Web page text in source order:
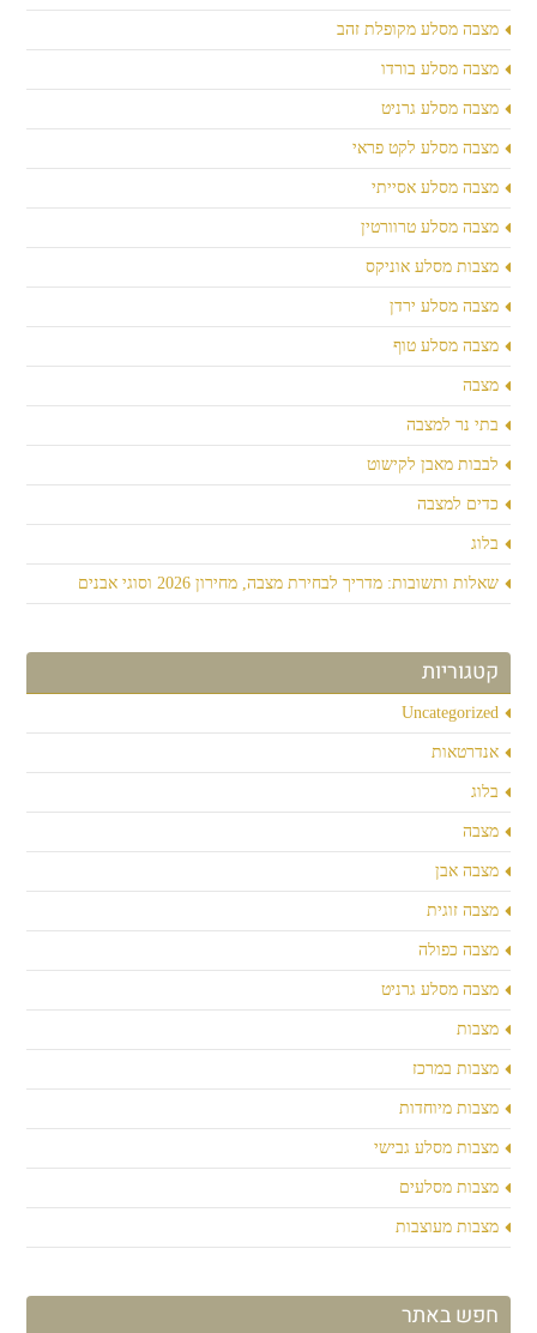
מצבה מסלע מקופלת זהב
מצבה מסלע בורדו
מצבה מסלע גרניט
מצבה מסלע לקט פראי
מצבה מסלע אסייתי
מצבה מסלע טרוורטין
מצבות מסלע אוניקס
מצבה מסלע ירדן
מצבה מסלע טוף
מצבה
בתי נר למצבה
לבבות מאבן לקישוט
כדים למצבה
בלוג
שאלות ותשובות: מדריך לבחירת מצבה, מחירון 2026 וסוגי אבנים
קטגוריות
Uncategorized
אנדרטאות
בלוג
מצבה
מצבה אבן
מצבה זוגית
מצבה כפולה
מצבה מסלע גרניט
מצבות
מצבות במרכז
מצבות מיוחדות
מצבות מסלע גבישי
מצבות מסלעים
מצבות מעוצבות
חפש באתר